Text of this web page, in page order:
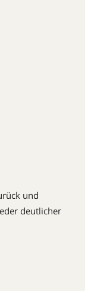
und
deutlicher